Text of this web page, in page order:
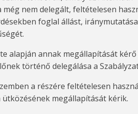
nem delegált, feltételesen
foglal állást,
alapján annak megállapítását
történő delegálása a
a részére feltételesen
megállapítását kérik.